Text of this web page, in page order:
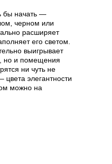
бы начать —
черном или
расширяет
его светом.
выигрывает
но и помещения
ни чуть не
элегантности
можно на